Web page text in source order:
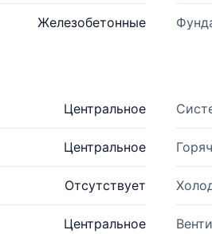
Железобетонные
Центральное
Центральное
Отсутствует
Центральное